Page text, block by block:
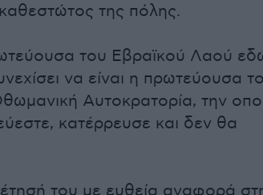
της πόλης.
του Εβραϊκού Λαού
να είναι η πρωτεύουσα
Αυτοκρατορία, την
κατέρρευσε και δεν θα
του με ευθεία αναφορά